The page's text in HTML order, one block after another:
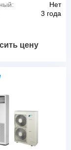
Нет
3 года
цену